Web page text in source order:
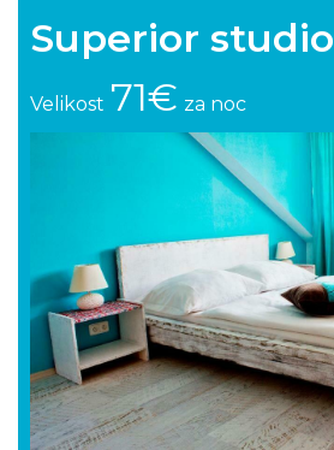
Superior studio
Velikost 71€ za noc